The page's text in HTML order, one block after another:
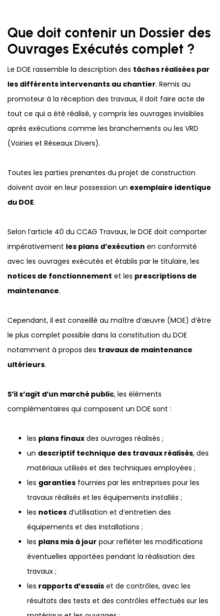
Que doit contenir un Dossier des
Ouvrages Exécutés complet ?
Le DOE rassemble la description des tâches réalisées par
les différents intervenants au chantier. Remis au
promoteur à la réception des travaux, il doit faire acte de
tout ce qui a été réalisé, y compris les ouvrages invisibles
après exécutions comme les branchements ou les VRD
(Voiries et Réseaux Divers).
Toutes les parties prenantes du projet de construction
doivent avoir en leur possession un exemplaire identique
du DOE.
Selon l’article 40 du CCAG Travaux, le DOE doit comporter
impérativement les plans d’exécution en conformité
avec les ouvrages exécutés et établis par le titulaire, les
notices de fonctionnement et les prescriptions de
maintenance.
Cependant, il est conseillé au maître d’œuvre (MOE) d’être
le plus complet possible dans la constitution du DOE
notamment à propos des travaux de maintenance
ultérieurs.
S’il s’agit d’un marché public, les éléments
complémentaires qui composent un DOE sont :
les plans finaux des ouvrages réalisés ;
un descriptif technique des travaux réalisés, des
matériaux utilisés et des techniques employées ;
les garanties fournies par les entreprises pour les
travaux réalisés et les équipements installés ;
les notices d’utilisation et d’entretien des
équipements et des installations ;
les plans mis à jour pour refléter les modifications
éventuelles apportées pendant la réalisation des
travaux ;
les rapports d’essais et de contrôles, avec les
résultats des tests et des contrôles effectués sur les